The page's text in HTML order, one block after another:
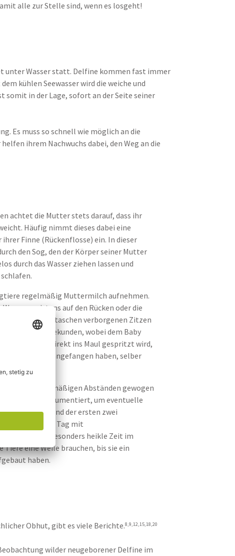
alle zur Stelle sind, wenn es losgeht!
unter Wasser statt. Delfine kommen fast immer
kühlen Seewasser wird die weiche und
somit in der Lage, sofort an der Seite seiner
Es muss so schnell wie möglich an die
ihrem Nachwuchs dabei, den Weg an die
achtet die Mutter stets darauf, dass ihr
Häufig nimmt dieses dabei eine
Finne (Rückenflosse) ein. In dieser
den Sog, den der Körper seiner Mutter
durch das Wasser ziehen lassen und
regelmäßig Muttermilch aufnehmen.
meistens auf den Rücken oder die
an die in Hauttaschen verborgenen Zitzen
nur wenige Sekunden, wobei dem Baby
die Milch direkt ins Maul gespritzt wird,
nachdem sie angefangen haben, selber
in regelmäßigen Abständen gewogen
wird genau dokumentiert, um eventuelle
Während der ersten zwei
24 Stunden am Tag mit
Dies ist eine besonders heikle Zeit im
Tiere eine Weile brauchen, bis sie ein
haben.
Obhut, gibt es viele Berichte.8,9,12,15,18,20
wilder neugeborener Delfine im